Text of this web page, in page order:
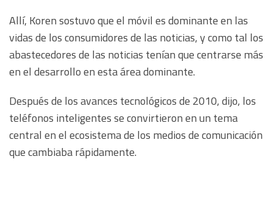
Allí, Koren sostuvo que el móvil es dominante en las
vidas de los consumidores de las noticias, y como tal los
abastecedores de las noticias tenían que centrarse más
en el desarrollo en esta área dominante.
Después de los avances tecnológicos de 2010, dijo, los
teléfonos inteligentes se convirtieron en un tema
central en el ecosistema de los medios de comunicación
que cambiaba rápidamente.